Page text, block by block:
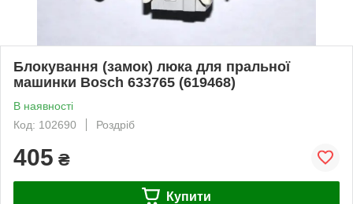
Блокування (замок) люка для пральної
машинки Bosch 633765 (619468)
В наявності
Код: 102690
Роздріб
405 ₴
Купити